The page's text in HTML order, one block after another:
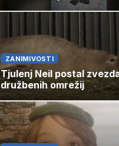
ZANIMIVOSTI
Tjulenj Neil postal
družbenih omrežij